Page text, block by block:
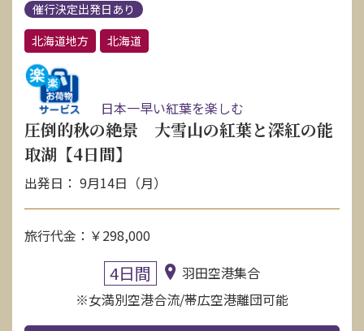
催行決定出発日あり
北海道地方
北海道
日本一早い紅葉を楽しむ
圧倒的秋の絶景 大雪山の紅葉と深紅の能
取湖【4日間】
出発日： 9月14日（月）
旅行代金：￥298,000
4日間
羽田空港集合
※女満別空港合流/帯広空港離団可能